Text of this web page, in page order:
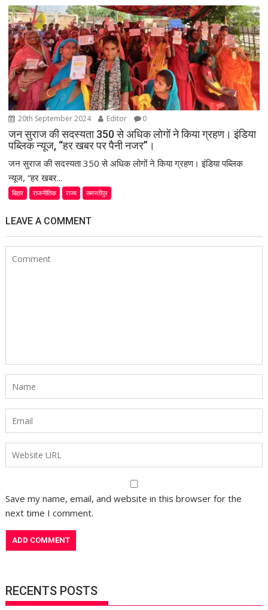
20th September 2024 Editor 0
जन सुराज की सदस्यता 350 से अधिक लोगों ने किया ग्रहण। इंडिया
पब्लिक न्यूज, “हर खबर पर पैनी नजर”।
जन सुराज की सदस्यता 350 से अधिक लोगों ने किया ग्रहण। इंडिया पब्लिक
न्यूज, “हर खबर...
बिहार राजनीतिक राज्य समस्तीपुर
LEAVE A COMMENT
Save my name, email, and website in this browser for the
next time I comment.
RECENTS POSTS